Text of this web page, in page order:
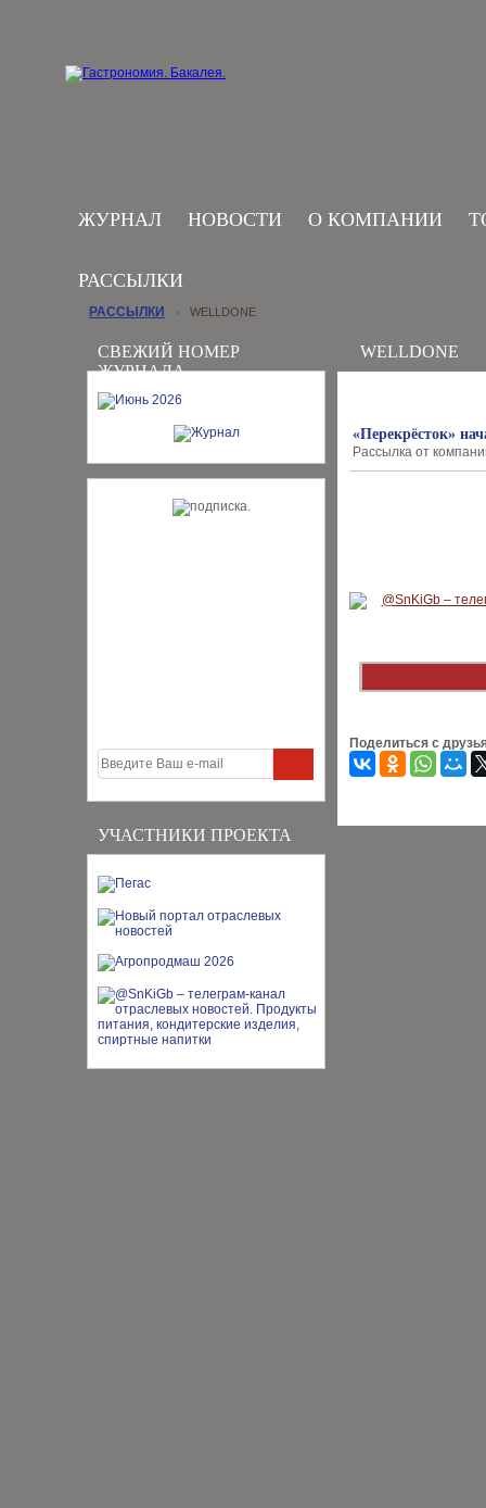
ЖУРНАЛ НОВОСТИ О КОМПАНИИ
РАССЫЛКИ
СВЕЖИЙ НОМЕР
ЖУРНАЛА
УЧАСТНИКИ ПРОЕКТА
РАССЫЛКИ › WELLDONE
WELLDONE
«Перекрёсток»
Рассылка от
Поделиться с